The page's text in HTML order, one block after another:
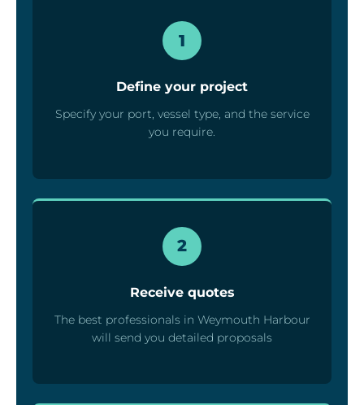
1
Define your project
Specify your port, vessel type, and the service
you require.
2
Receive quotes
The best professionals in Weymouth Harbour
will send you detailed proposals